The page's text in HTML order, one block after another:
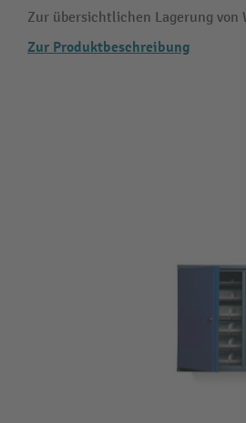
Zur übersichtlichen Lagerung von
Zur Produktbeschreibung